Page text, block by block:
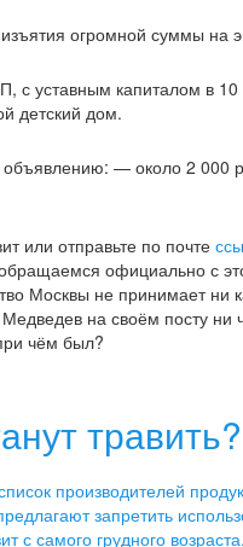
огромной суммы на
с уставным капиталом в
детский дом.
— около 2 000
или отправьте по почте
официально с
Москвы не принимает ни
на своём посту ни
чём был?
травить?
производителей
запретить
с самого грудного